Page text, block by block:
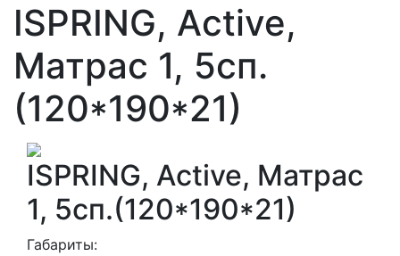
ISPRING, Active,
Матрас 1, 5сп.
(120*190*21)
ISPRING, Active, Матрас
1, 5сп.(120*190*21)
Габариты: